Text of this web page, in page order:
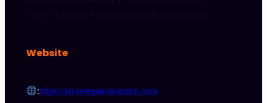
Website
:https://javamegakonstruksi.com